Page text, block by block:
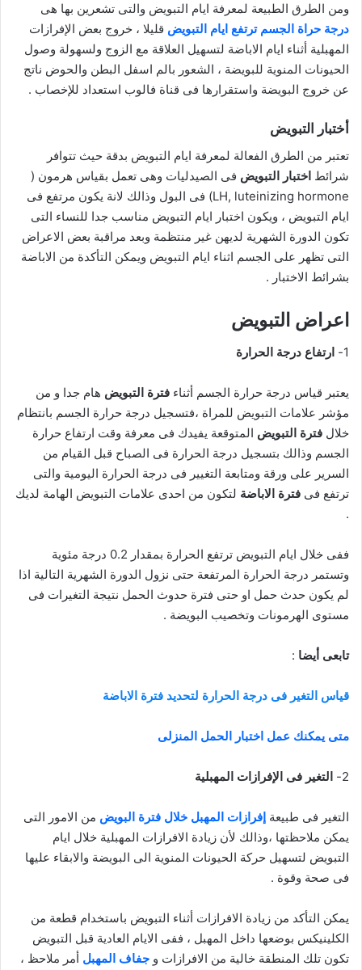
ومن الطرق الطبيعة لمعرفة ايام التبويض والتى تشعرين بها هى
درجة حراة الجسم ترتفع ايام التبويض قليلا ، خروج بعض الإفرازات
المهبلية أثناء ايام الاباضة لتسهيل العلاقة مع الزوج ولسهولة وصول
الحيونات المنوية للبويضة ، الشعور بالم اسفل البطن والحوض ناتج
عن خروج البويضة واستقرارها فى قناة فالوب استعداد للإخصاب .
أختبار التبويض
تعتبر من الطرق الفعالة لمعرفة ايام التبويض بدقة حيث تتوافر
شرائط اختبار التبويض فى الصيدليات وهى تعمل بقياس هرمون (
LH, luteinizing hormone) فى البول وذالك لانة يكون مرتفع فى
ايام التبويض ، ويكون اختبار ايام التبويض مناسب جدا للنساء التى
تكون الدورة الشهرية لديهن غير منتظمة وبعد مراقبة بعض الاعراض
التى تظهر على الجسم اثناء ايام التبويض ويمكن التأكدة من الاباضة
بشرائط الاختبار .
اعراض التبويض
1- ارتفاع درجة الحرارة
يعتبر قياس درجة حرارة الجسم أثناء فترة التبويض هام جدا و من
مؤشر علامات التبويض للمراة ،فتسجيل درجة حرارة الجسم بانتظام
خلال فترة التبويض المتوقعة يفيدك فى معرفة وقت ارتفاع حرارة
الجسم وذالك بتسجيل درجة الحرارة فى الصباح قبل القيام من
السرير على ورقة ومتابعة التغيير فى درجة الحرارة اليومية والتى
ترتفع فى فترة الاباضة لتكون من احدى علامات التبويض الهامة لديك
.
ففى خلال ايام التبويض ترتفع الحرارة بمقدار 0.2 درجة مئوية
وتستمر درجة الحرارة المرتفعة حتى نزول الدورة الشهرية التالية اذا
لم يكون حدث حمل او حتى فترة حدوث الحمل نتيجة التغيرات فى
مستوى الهرمونات وتخصيب البويضة .
تابعى أيضا :
قياس التغير فى درجة الحرارة لتحديد فترة الاباضة
متى يمكنك عمل اختبار الحمل المنزلى
2- التغير فى الإفرازات المهبلية
التغير فى طبيعة إفرازات المهبل خلال فترة البويض من الامور التى
يمكن ملاحظتها ،وذالك لأن زيادة الافرازات المهبلية خلال ايام
التبويض لتسهيل حركة الحيونات المنوية الى البويضة والابقاء عليها
فى صحة وقوة .
يمكن التأكد من زيادة الافرازات أثناء التبويض باستخدام قطعة من
الكلينيكس بوضعها داخل المهبل ، ففى الايام العادية قبل التبويض
تكون تلك المنطقة خالية من الافرازات و جفاف المهبل أمر ملاحظ ،